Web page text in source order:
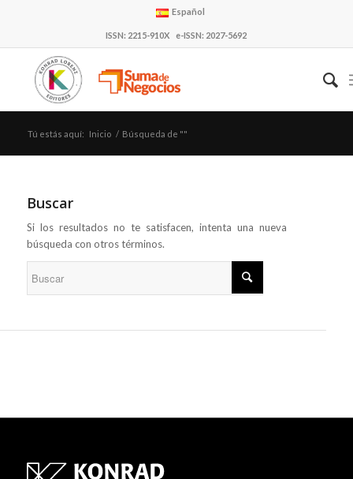
Español
ISSN: 2215-910X e-ISSN: 2027-5692
Tú estás aquí: Inicio / Búsqueda de ""
Buscar
Si los resultados no te satisfacen, intenta una nueva
búsqueda con otros términos.